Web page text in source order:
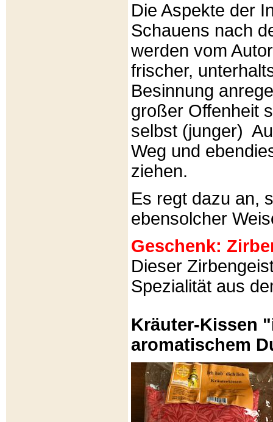
Die Aspekte der
Schauens nach
werden vom
frischer,
Besinnung
großer Offenheit
selbst (junger)
Weg und
ziehen.
Es regt dazu an,
ebensolcher
Geschenk:
Dieser
Spezialität aus
Kräuter-Kissen
aromatischem